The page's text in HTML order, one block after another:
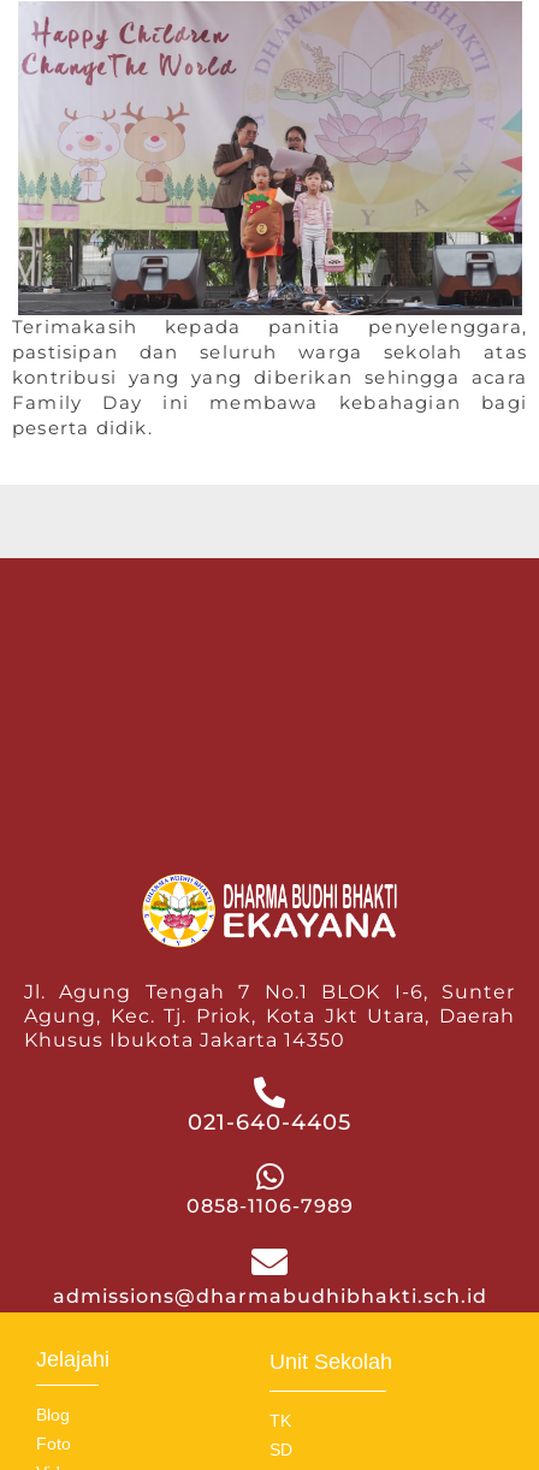
Terimakasih kepada panitia penyelenggara,
pastisipan dan seluruh warga sekolah atas
kontribusi yang yang diberikan sehingga acara
Family Day ini membawa kebahagian bagi
peserta didik.
Jl. Agung Tengah 7 No.1 BLOK I-6, Sunter
Agung, Kec. Tj. Priok, Kota Jkt Utara, Daerah
Khusus Ibukota Jakarta 14350
021-640-4405
0858-1106-7989
admissions@dharmabudhibhakti.sch.id
Jelajahi
Blog
Foto
Unit Sekolah
TK
SD